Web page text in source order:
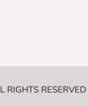
RIGHTS RESERVED